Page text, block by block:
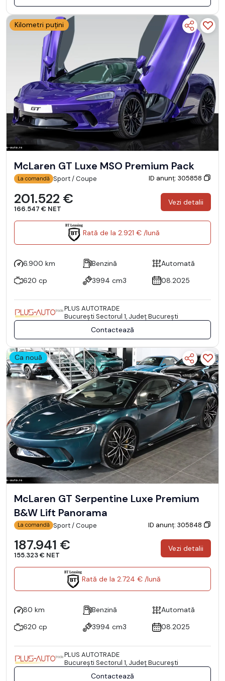
Kilometri puțini
McLaren GT Luxe MSO Premium Pack
La comandă Sport / Coupe ID anunț: 305858
201.522 €
166.547 € NET
Vezi detalii
Rată de la 2.921 € /lună
6.900 km Benzină
Automată
620 cp
3994 cm3 08.2025
PLUS AUTOTRADE
Bucureşti Sectorul 1, Județ București
Contactează
Ca nouă
McLaren GT Serpentine Luxe Premium
B&W Lift Panorama
La comandă Sport / Coupe ID anunț: 305848
187.941 €
155.323 € NET
Vezi detalii
Rată de la 2.724 € /lună
80 km Benzină
Automată
620 cp
3994 cm3 08.2025
PLUS AUTOTRADE
Bucureşti Sectorul 1, Județ București
Contactează